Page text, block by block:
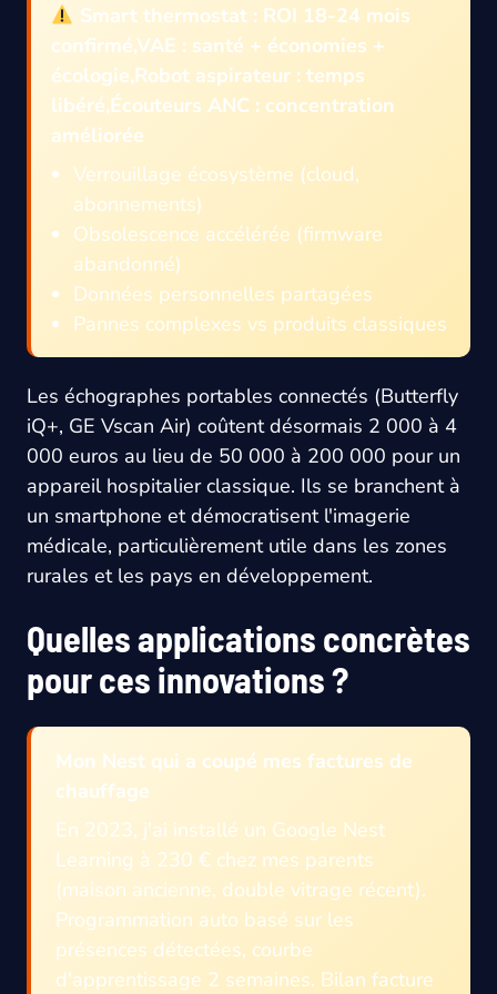
Smart thermostat : ROI 18-24 mois
confirmé,VAE : santé + économies +
écologie,Robot aspirateur : temps
libéré,Écouteurs ANC : concentration
améliorée
Verrouillage écosystème (cloud,
abonnements)
Obsolescence accélérée (firmware
abandonné)
Données personnelles partagées
Pannes complexes vs produits classiques
Les échographes portables connectés (Butterfly
iQ+, GE Vscan Air) coûtent désormais 2 000 à 4
000 euros au lieu de 50 000 à 200 000 pour un
appareil hospitalier classique. Ils se branchent à
un smartphone et démocratisent l'imagerie
médicale, particulièrement utile dans les zones
rurales et les pays en développement.
Quelles applications concrètes
pour ces innovations ?
Mon Nest qui a coupé mes factures de
chauffage
En 2023, j'ai installé un Google Nest
Learning à 230 € chez mes parents
(maison ancienne, double vitrage récent).
Programmation auto basé sur les
présences détectées, courbe
d'apprentissage 2 semaines. Bilan facture